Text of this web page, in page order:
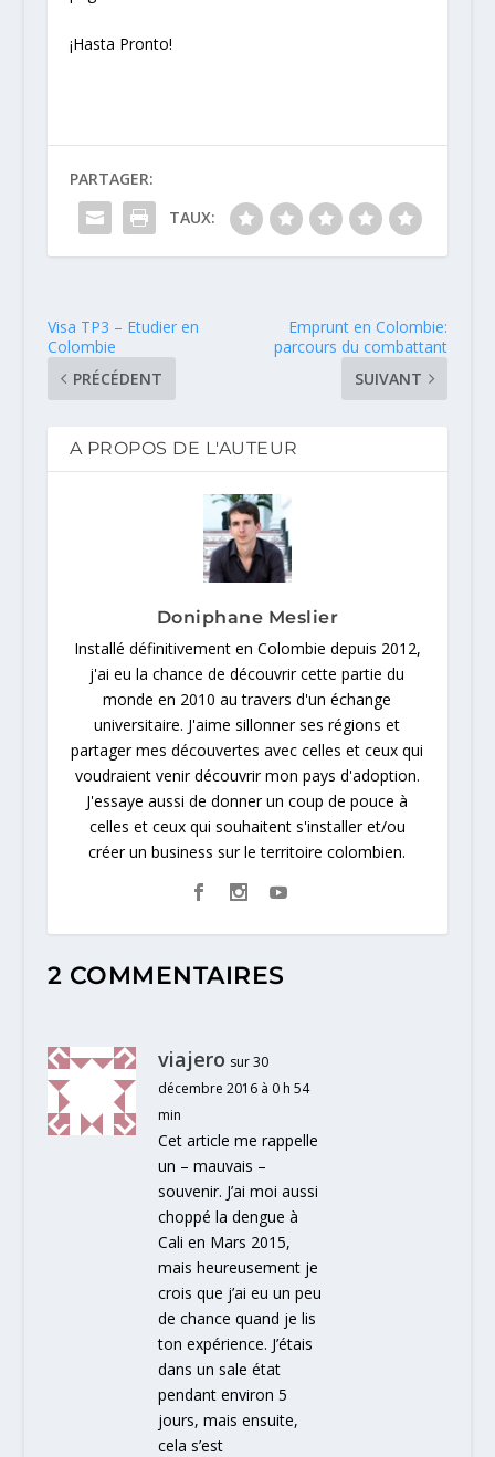
¡Hasta Pronto!
PARTAGER:
TAUX:
Visa TP3 – Etudier en
Colombie
PRÉCÉDENT
Emprunt en Colombie:
parcours du combattant
SUIVANT
A PROPOS DE L'AUTEUR
Doniphane Meslier
Installé définitivement en Colombie depuis 2012,
j'ai eu la chance de découvrir cette partie du
monde en 2010 au travers d'un échange
universitaire. J'aime sillonner ses régions et
partager mes découvertes avec celles et ceux qui
voudraient venir découvrir mon pays d'adoption.
J'essaye aussi de donner un coup de pouce à
celles et ceux qui souhaitent s'installer et/ou
créer un business sur le territoire colombien.
2 COMMENTAIRES
viajero sur 30
décembre 2016 à 0 h 54
min
Cet article me rappelle
un – mauvais –
souvenir. J’ai moi aussi
choppé la dengue à
Cali en Mars 2015,
mais heureusement je
crois que j’ai eu un peu
de chance quand je lis
ton expérience. J’étais
dans un sale état
pendant environ 5
jours, mais ensuite,
cela s’est